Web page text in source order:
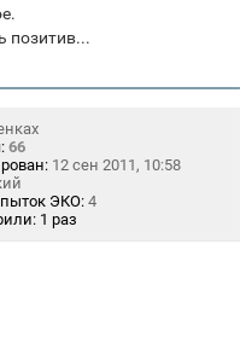
позитив...
66
12 сен 2011, 10:58
ЭКО: 4
1 раз